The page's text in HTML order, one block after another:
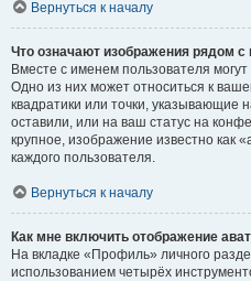
Вернуться к началу
Что означают изображения рядом
Вместе с именем пользователя
Одно из них может относиться к
квадратики или точки, указывающие
оставили, или на ваш статус на
крупное, изображение известно как
каждого пользователя.
Вернуться к началу
Как мне включить отображение
На вкладке «Профиль» личного
использованием четырёх